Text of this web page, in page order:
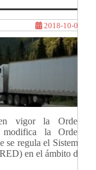
2018-10-09
vigor la Orden
la Orden
regula el Sistema
en el ámbito de